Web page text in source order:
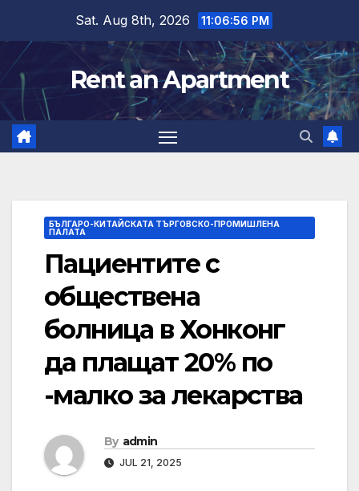
content
Sat. Aug 8th, 2026 11:06:56 PM
Rent an Apartment
БЪЛГАРО-КИТАЙСКАТА ТЪРГОВСКО-ПРОМИШЛЕНА
ПАЛАТА
Пациентите с
обществена
болница в Хонконг
да плащат 20% по
-малко за лекарства
By admin
JUL 21, 2025